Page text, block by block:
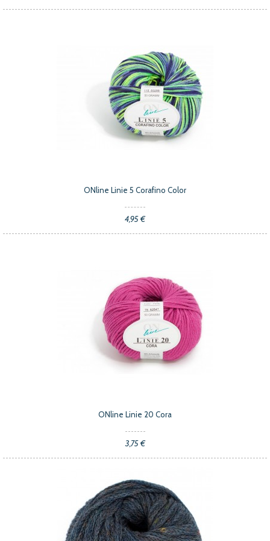
ONline Linie 5 Corafino Color
4,95 €
ONline Linie 20 Cora
3,75 €